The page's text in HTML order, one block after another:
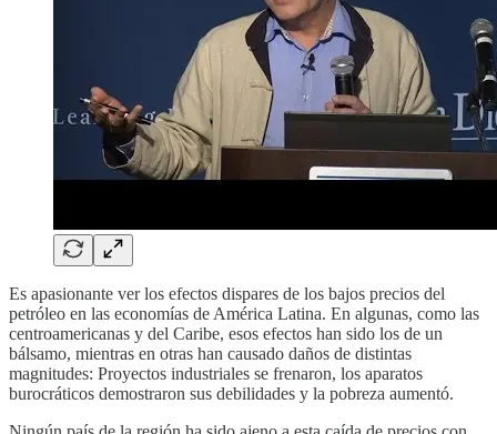
Es apasionante ver los efectos dispares de los bajos precios del
petróleo en las economías de América Latina. En algunas, como las
centroamericanas y del Caribe, esos efectos han sido los de un
bálsamo, mientras en otras han causado daños de distintas
magnitudes: Proyectos industriales se frenaron, los aparatos
burocráticos demostraron sus debilidades y la pobreza aumentó.